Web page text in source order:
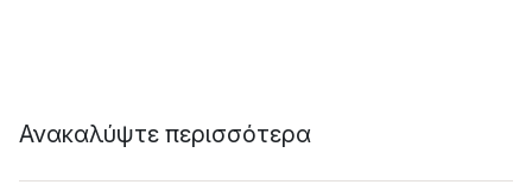
Ανακαλύψτε περισσότερα